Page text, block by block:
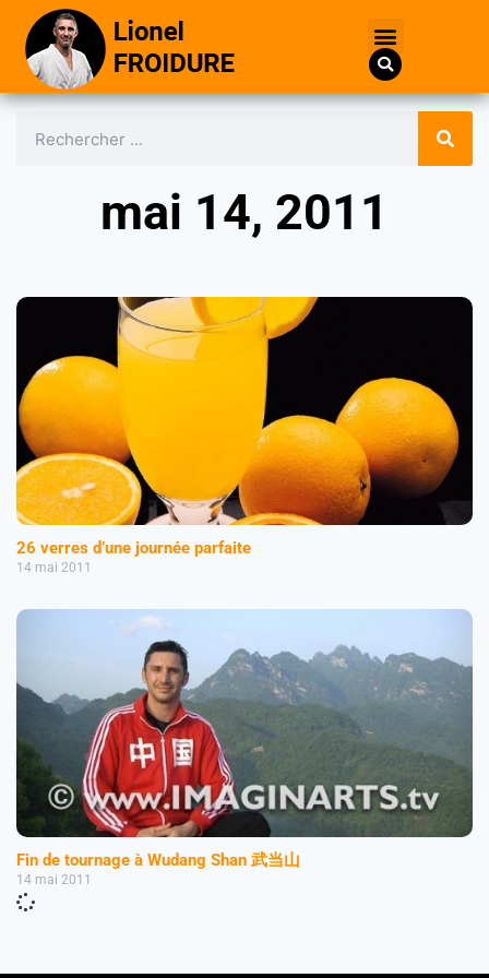
mai 14, 2011
26 verres d’une journée parfaite
14 mai 2011
Fin de tournage à Wudang Shan 武当山
14 mai 2011